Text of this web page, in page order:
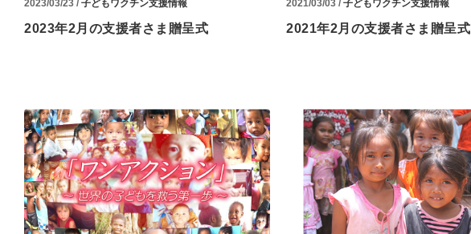
2023/03/23 / 子どもワクチン支援情報
2023年2月の支援者さま贈呈式
2021/03/03 / 子どもワクチン支援情報
2021年2月の支援者さま贈呈式